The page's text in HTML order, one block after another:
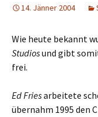
14. Jänner 2004
Wie heute bekannt
Studiosund gibt
frei.
Ed Friesarbeitete
übernahm 1995 den